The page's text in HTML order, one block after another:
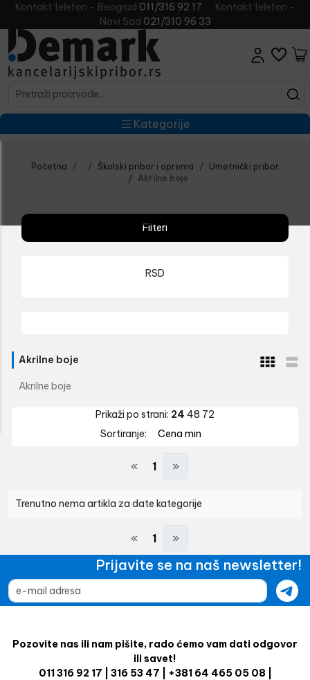
Kontakt telefon - Beograd 011/316 92 17
Kontakt telefon -
Novi Sad 021/310 96 33
Kategorije
Početna Školski pribor i oprema
Umetnički pribor
Akrilne boje
Filteri
RSD
Akrilne boje
Akrilne boje
Prikaži po strani: 24 48 72
Sortiranje:
Cena min
« 1 »
Trenutno nema artikla za date kategorije
« 1 »
Prijavite se na naš newsletter!
Pozovite nas ili nam pišite, rado ćemo vam dati odgovor
ili savet!
011 316 92 17 | 316 53 47 | +381 64 465 05 08 |